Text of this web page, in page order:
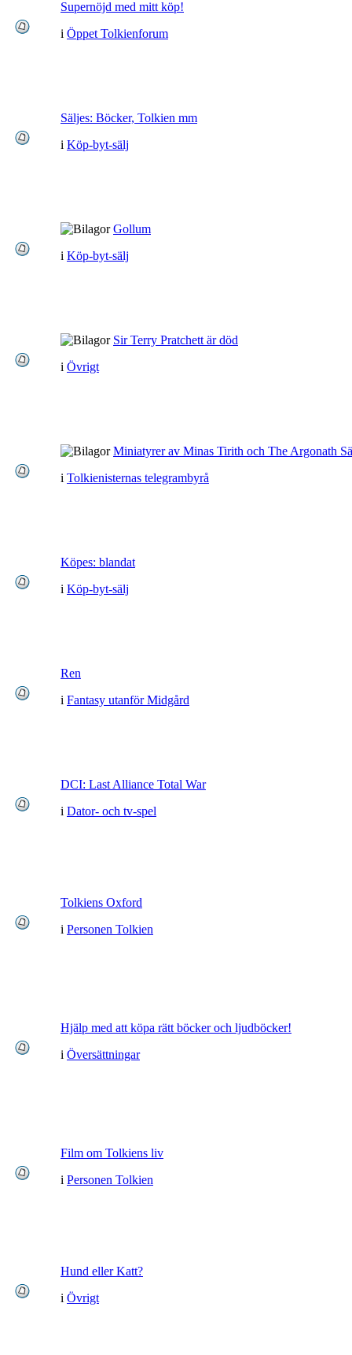
Supernöjd med mitt köp!
i Öppet Tolkienforum
Säljes: Böcker, Tolkien mm
i Köp-byt-sälj
Gollum
i Köp-byt-sälj
Sir Terry Pratchett är död
i Övrigt
Miniatyrer av Minas Tirith och The Argonath
i Tolkienisternas telegrambyrå
Köpes: blandat
i Köp-byt-sälj
Ren
i Fantasy utanför Midgård
DCI: Last Alliance Total War
i Dator- och tv-spel
Tolkiens Oxford
i Personen Tolkien
Hjälp med att köpa rätt böcker och ljudböcker!
i Översättningar
Film om Tolkiens liv
i Personen Tolkien
Hund eller Katt?
i Övrigt